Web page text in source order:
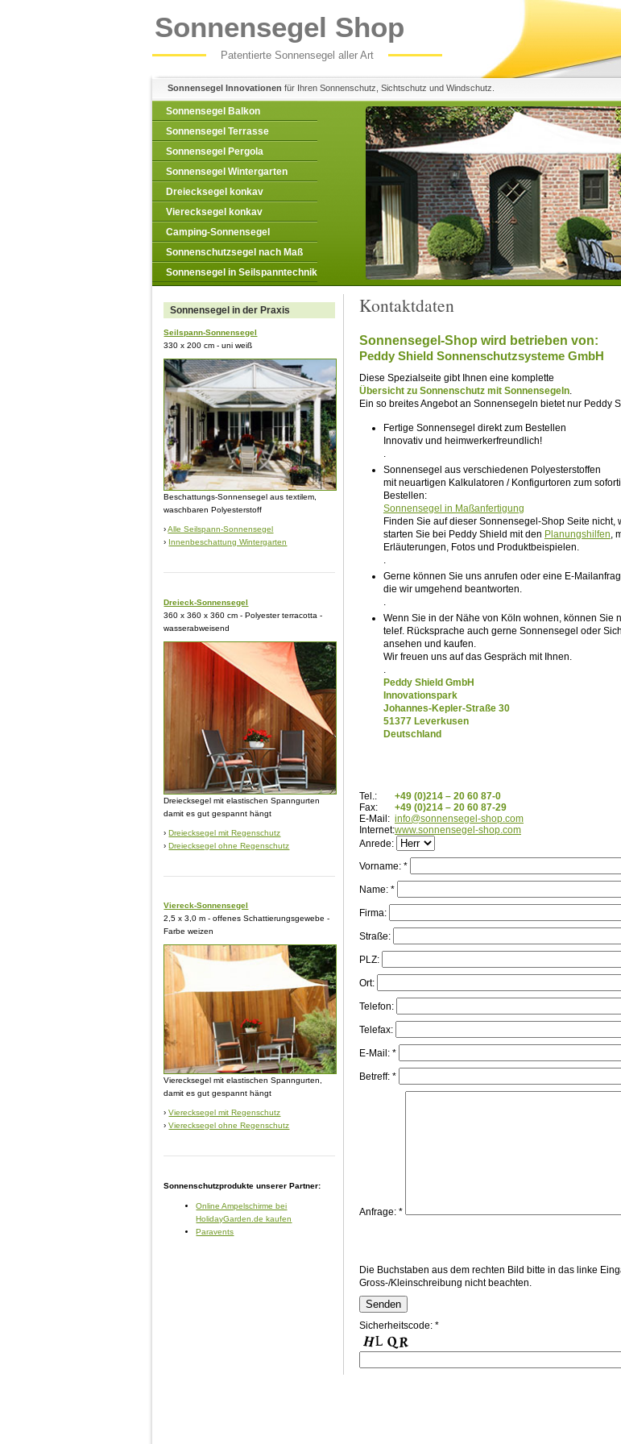
Sonnensegel Shop
Patentierte Sonnensegel aller Art
Sonnensegel Innovationen für Ihren Sonnenschutz, Sichtschutz und Windschutz.
Sonnensegel Balkon
Sonnensegel Terrasse
Sonnensegel Pergola
Sonnensegel Wintergarten
Dreiecksegel konkav
Vierecksegel konkav
Camping-Sonnensegel
Sonnenschutzsegel nach Maß
Sonnensegel in Seilspanntechnik
Sonnensegel in der Praxis
Seilspann-Sonnensegel
330 x 200 cm - uni weiß
Beschattungs-Sonnensegel aus textilem,
waschbaren Polyesterstoff
›Alle Seilspann-Sonnensegel
› Innenbeschattung Wintergarten
Dreieck-Sonnensegel
360 x 360 x 360 cm - Polyester terracotta -
wasserabweisend
Dreiecksegel mit elastischen Spanngurten
damit es gut gespannt hängt
›Dreiecksegel mit Regenschutz
›Dreiecksegel ohne Regenschutz
Viereck-Sonnensegel
2,5 x 3,0 m - offenes Schattierungsgewebe -
Farbe weizen
Vierecksegel mit elastischen Spanngurten,
damit es gut gespannt hängt
›Vierecksegel mit Regenschutz
›Vierecksegel ohne Regenschutz
Sonnenschutzprodukte unserer Partner:
Online Ampelschirme bei
HolidayGarden.de kaufen
Paravents
Kontaktdaten
Sonnensegel-Shop wird betrieben von:
Peddy Shield Sonnenschutzsysteme GmbH
Diese Spezialseite gibt Ihnen eine komplette
Übersicht zu Sonnenschutz mit Sonnensegeln.
Ein so breites Angebot an Sonnensegeln bietet nur Peddy
Fertige Sonnensegel direkt zum Bestellen
Innovativ und heimwerkerfreundlich!
.
Sonnensegel aus verschiedenen Polyesterstoffen
mit neuartigen Kalkulatoren / Konfigurtoren zum
Bestellen:
Sonnensegel in Maßanfertigung
Finden Sie auf dieser Sonnensegel-Shop Seite nicht,
starten Sie bei Peddy Shield mit den Planungshilfen,
Erläuterungen, Fotos und Produktbeispielen.
.
Gerne können Sie uns anrufen oder eine E-
die wir umgehend beantworten.
.
Wenn Sie in der Nähe von Köln wohnen, können Sie
telef. Rücksprache auch gerne Sonnensegel oder
ansehen und kaufen.
Wir freuen uns auf das Gespräch mit Ihnen.
.
Peddy Shield GmbH
Innovationspark
Johannes-Kepler-Straße 30
51377 Leverkusen
Deutschland
Tel.:
+49 (0)214 – 20 60 87-0
Fax:
+49 (0)214 – 20 60 87-29
E-Mail: info@sonnensegel-shop.com
Internet:www.sonnensegel-shop.com
Anrede:
Vorname: *
Name: *
Firma:
Straße:
PLZ:
Ort:
Telefon:
Telefax:
E-Mail: *
Betreff: *
Anfrage: *
Die Buchstaben aus dem rechten Bild bitte in das linke
Gross-/Kleinschreibung nicht beachten.
Sicherheitscode: *